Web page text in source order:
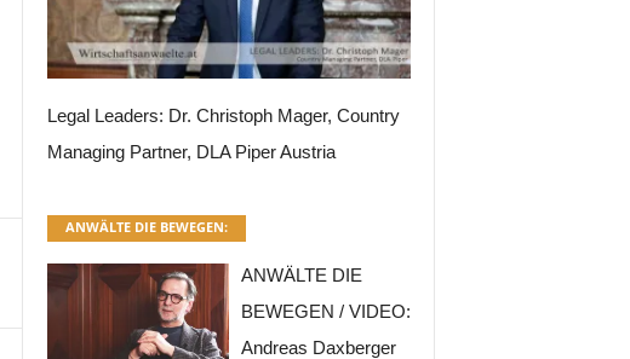
Legal Leaders: Dr. Christoph Mager, Country
Managing Partner, DLA Piper Austria
ANWÄLTE DIE BEWEGEN:
ANWÄLTE DIE
BEWEGEN / VIDEO:
Andreas Daxberger